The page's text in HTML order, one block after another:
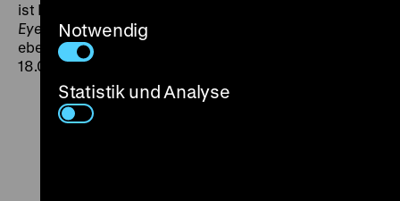
ist Realität? Oder ist alles nur ein großes (Rollen-)Spiel?
Eyes Wide Shut,Stanley Kubricks letztes Werk, ist ein
ebenso intimes wie majestätisches Erlebnis. (hb) SA
18.04. um 21 Uhr + MI 22.04. um 20 Uhr
Notwendig
Statistik und Analyse